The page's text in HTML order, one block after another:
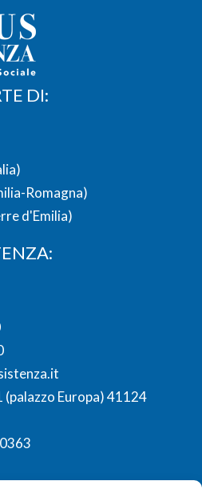
DI:
Romagna)
d'Emilia)
(palazzo Europa) 41124